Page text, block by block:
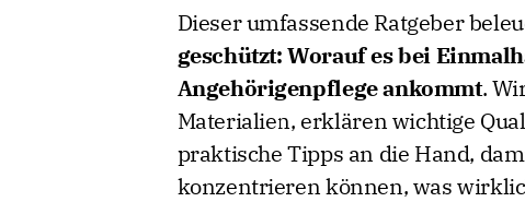
Dieser umfassende Ratgeber
geschützt: Worauf es bei
Angehörigenpflege ankommt.
Materialien, erklären wichtige
praktische Tipps an die Hand,
konzentrieren können, was